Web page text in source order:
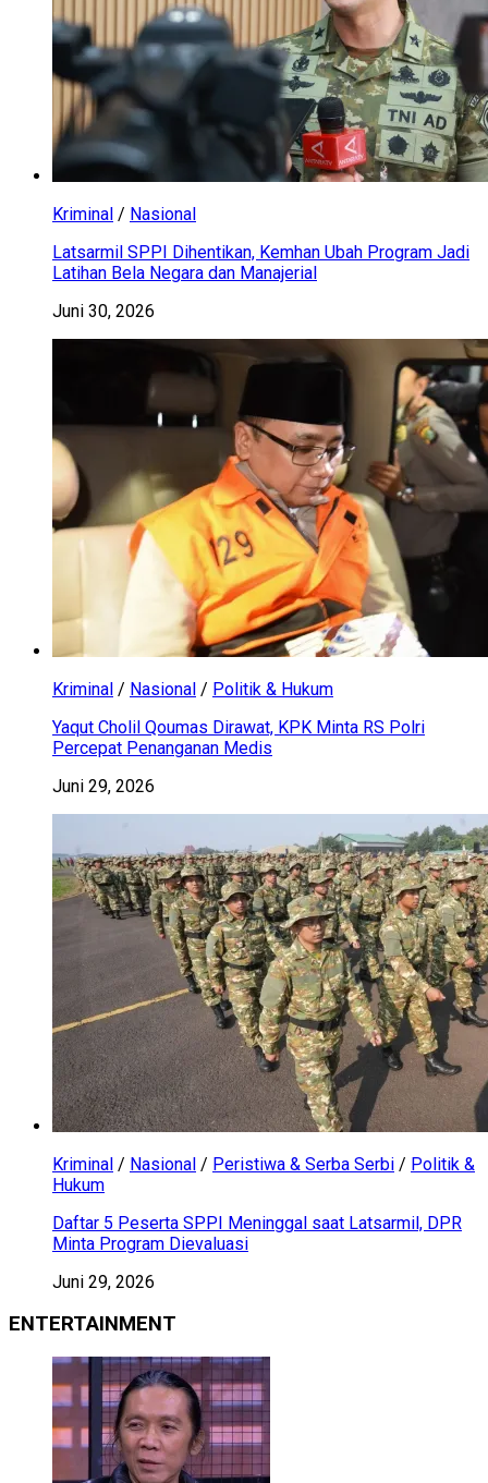
Kriminal / Nasional
Latsarmil SPPI Dihentikan, Kemhan Ubah Program Jadi
Latihan Bela Negara dan Manajerial
Juni 30, 2026
Kriminal / Nasional / Politik & Hukum
Yaqut Cholil Qoumas Dirawat, KPK Minta RS Polri
Percepat Penanganan Medis
Juni 29, 2026
Kriminal / Nasional / Peristiwa & Serba Serbi / Politik &
Hukum
Daftar 5 Peserta SPPI Meninggal saat Latsarmil, DPR
Minta Program Dievaluasi
Juni 29, 2026
ENTERTAINMENT